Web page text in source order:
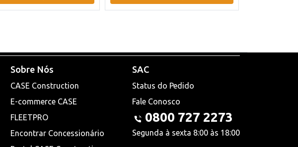
Sobre Nós
CASE Construction
E-commerce CASE
FLEETPRO
Encontrar Concessionário
SAC
Status do Pedido
Fale Conosco
0800 727 2273
Segunda à sexta 8:00 às 18:00